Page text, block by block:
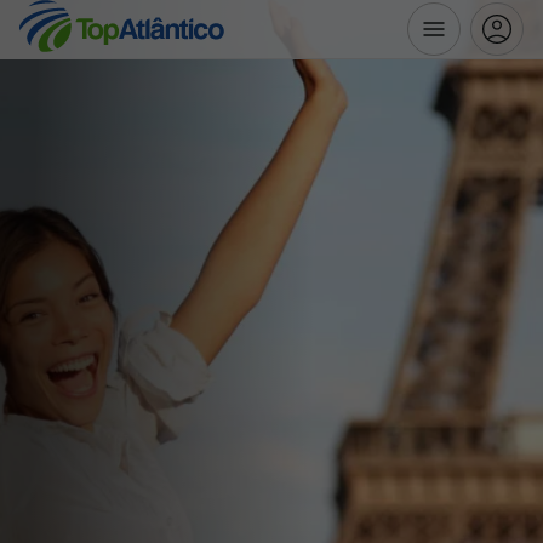
Voos
Hotéis
Pacotes de Férias